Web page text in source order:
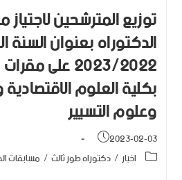
توزيع المترشحين
الدكتوراه بعنوان السنة
2023/2022 على
بكلية العلوم
وعلوم التسيير
2023-02-03
اخبار/دكتوراه طور ثالث/ مسابقات